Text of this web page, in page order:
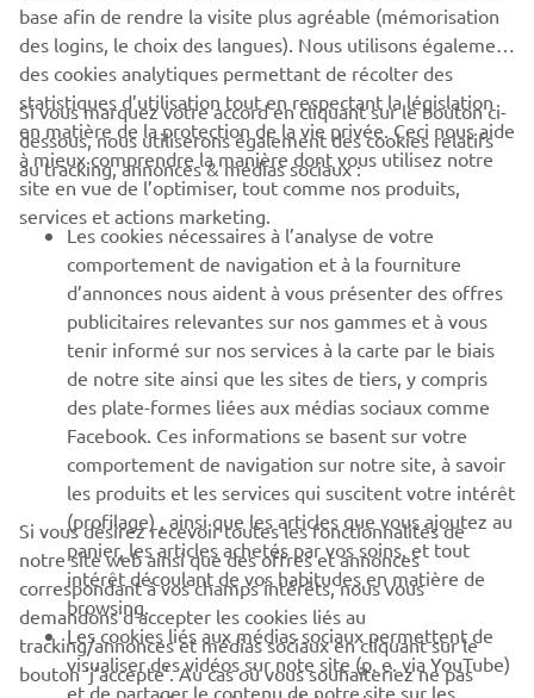
CORPORATE
BUSINESS
PLUS DE YAMAHA
SOUTIEN
BULLETIN
Soyez le premier à connaître les dernières offres, les événements
spéciaux, les nouveautés et bien plus encore
S'ABONNER
Lisez notre politique de confidentialité pour savoir comment
base afin de rendre la visite plus agréable (mémorisation
des logins, le choix des langues). Nous utilisons également
des cookies analytiques permettant de récolter des
statistiques d’utilisation tout en respectant la législation
en matière de la protection de la vie privée. Ceci nous aide
à mieux comprendre la manière dont vous utilisez notre
site en vue de l’optimiser, tout comme nos produits,
services et actions marketing.
Si vous marquez votre accord en cliquant sur le bouton ci-
dessous, nous utiliserons également des cookies relatifs
au tracking, annonces & médias sociaux :
Les cookies nécessaires à l’analyse de votre
comportement de navigation et à la fourniture
d’annonces nous aident à vous présenter des offres
publicitaires relevantes sur nos gammes et à vous
tenir informé sur nos services à la carte par le biais
de notre site ainsi que les sites de tiers, y compris
des plate-formes liées aux médias sociaux comme
Facebook. Ces informations se basent sur votre
comportement de navigation sur notre site, à savoir
les produits et les services qui suscitent votre intérêt
(profilage) , ainsi que les articles que vous ajoutez au
panier, les articles achetés par vos soins, et tout
intérêt découlant de vos habitudes en matière de
browsing.
Les cookies liés aux médias sociaux permettent de
visualiser des vidéos sur note site (p. e. via YouTube)
et de partager le contenu de notre site sur les
Si vous désirez recevoir toutes les fonctionnalités de
notre site web ainsi que des offres et annonces
correspondant à vos champs intérêts, nous vous
demandons d’accepter les cookies liés au
tracking/annonces et médias sociaux en cliquant sur le
bouton ‘j’accepte’. Au cas où vous souhaiteriez ne pas